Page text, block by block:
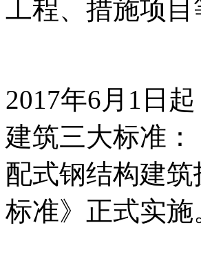
工程、措施项目
2017年6月1日
建筑三大标准
配式钢结构建
标准》正式实施